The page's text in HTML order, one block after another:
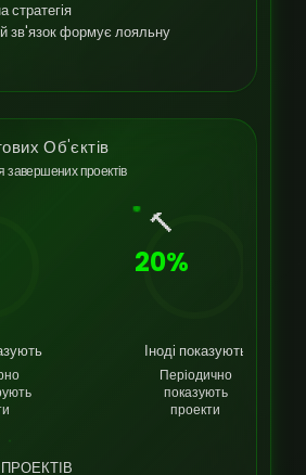
стратегія
зв'язок формує лояльну
Об'єктів
завершених проектів
🔨
20%
Іноді показують
Періодично
показують
проекти